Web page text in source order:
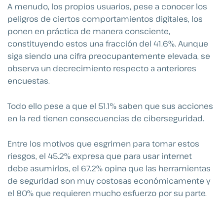
A menudo, los propios usuarios, pese a conocer los
peligros de ciertos comportamientos digitales, los
ponen en práctica de manera consciente,
constituyendo estos una fracción del 41.6%. Aunque
siga siendo una cifra preocupantemente elevada, se
observa un decrecimiento respecto a anteriores
encuestas.
Todo ello pese a que el 51.1% saben que sus acciones
en la red tienen consecuencias de ciberseguridad.
Entre los motivos que esgrimen para tomar estos
riesgos, el 45.2% expresa que para usar internet
debe asumirlos, el 67.2% opina que las herramientas
de seguridad son muy costosas económicamente y
el 80% que requieren mucho esfuerzo por su parte.